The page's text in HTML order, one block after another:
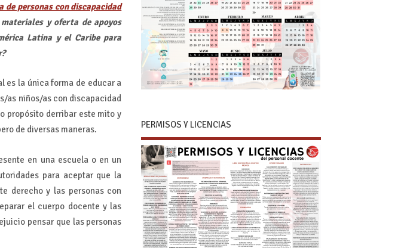
personas con discapacidad
y oferta de apoyos
Latina y el Caribe para
es la única forma de educar a
as niños/as con discapacidad
propósito derribar este mito y
de diversas maneras.
en una escuela o en un
para aceptar que la
derecho y las personas con
el cuerpo docente y las
pensar que las personas
PERMISOS Y LICENCIAS